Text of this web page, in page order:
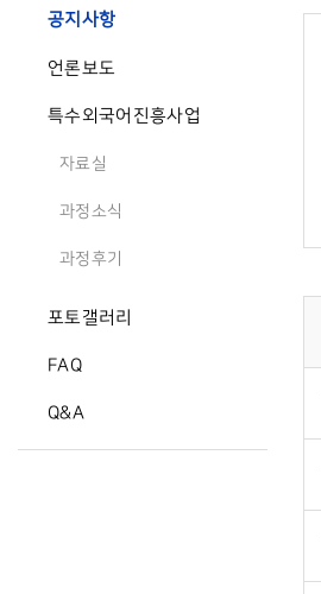
공지사항
언론보도
특수외국어진흥사업
자료실
과정소식
과정후기
포토갤러리
FAQ
Q&A